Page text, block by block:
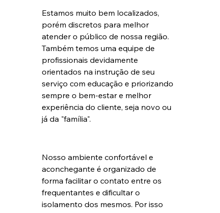
Estamos muito bem localizados,
porém discretos para melhor
atender o público de nossa região.
Também temos uma equipe de
profissionais devidamente
orientados na instrução de seu
serviço com educação e priorizando
sempre o bem-estar e melhor
experiência do cliente, seja novo ou
já da "família".
Nosso ambiente confortável e
aconchegante é organizado de
forma facilitar o contato entre os
frequentantes e dificultar o
isolamento dos mesmos. Por isso